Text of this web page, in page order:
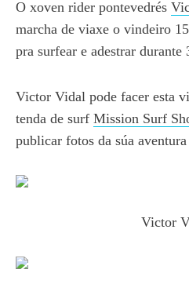
O xoven rider pontevedrés
marcha de viaxe o vindeiro
pra surfear e adestrar durante
Victor Vidal pode facer esta
tenda de surf Mission Surf
publicar fotos da súa
Victor